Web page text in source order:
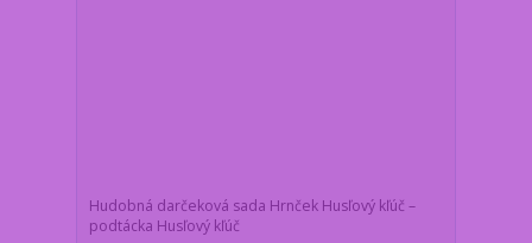
Hudobná darčeková sada Hrnček Husľový kľúč –
podtácka Husľový kľúč